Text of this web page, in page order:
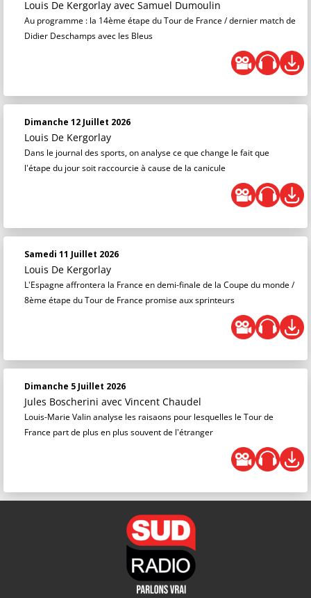
Louis De Kergorlay avec Samuel Dumoulin
Au programme : la 14ème étape du Tour de France / dernier match de
Didier Deschamps avec les Bleus
Dimanche 12 Juillet 2026
Louis De Kergorlay
Dans le journal des sports, on analyse ce que change le fait que
l'étape du jour soit raccourcie à cause de la canicule
Samedi 11 Juillet 2026
Louis De Kergorlay
L'Espagne affrontera la France en demi-finale de la Coupe du monde /
8ème étape du Tour de France promise aux sprinteurs
Dimanche 5 Juillet 2026
Jules Boscherini avec Vincent Chaudel
Louis-Marie Valin analyse les raisaons pour lesquelles le Tour de
France part de plus en plus souvent de l'étranger